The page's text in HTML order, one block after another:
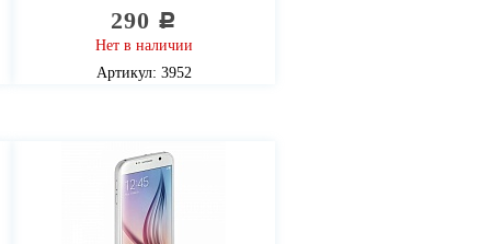
290 c
Нет в наличии
Артикул: 3952